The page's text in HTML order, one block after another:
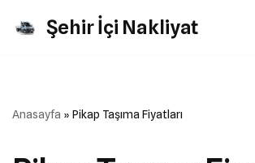
Şehir İçi Nakliyat
Anasayfa » Pikap Taşıma Fiyatları